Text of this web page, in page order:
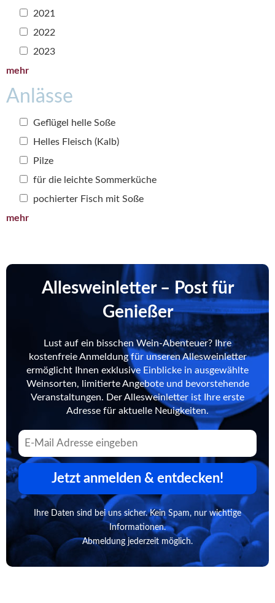
2021
2022
2023
mehr
Anlässe
Geflügel helle Soße
Helles Fleisch (Kalb)
Pilze
für die leichte Sommerküche
pochierter Fisch mit Soße
mehr
Allesweinletter – Post für
Genießer
Lust auf ein bisschen Wein-Abenteuer? Ihre
kostenfreie Anmeldung für unseren Allesweinletter
ermöglicht Ihnen exklusive Einblicke in ausgewählte
Weinsorten, limitierte Angebote und bevorstehende
Veranstaltungen. Der Allesweinletter ist Ihre erste
Adresse für aktuelle Neuigkeiten.
Jetzt anmelden & entdecken!
Ihre Daten sind bei uns sicher. Kein Spam, nur wichtige
Informationen.
Abmeldung jederzeit möglich.